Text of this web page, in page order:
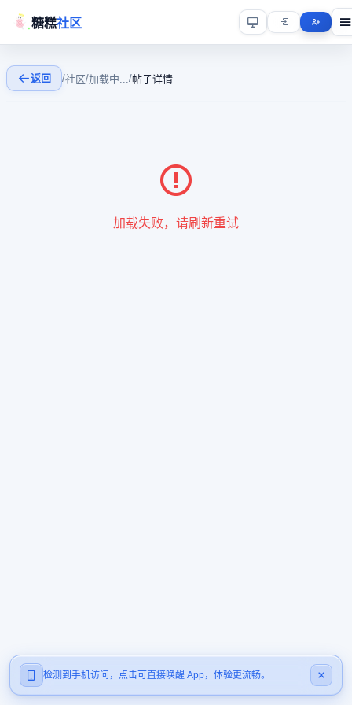
糖糕社区
检测到手机访问，点击可直接唤醒 App，体验更流畅。
返回 /社区/加载中.../帖子详情
加载失败，请刷新重试